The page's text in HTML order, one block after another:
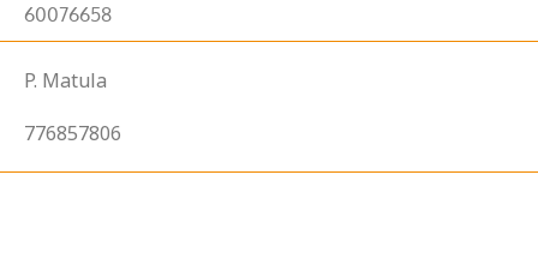
60076658
P. Matula
776857806